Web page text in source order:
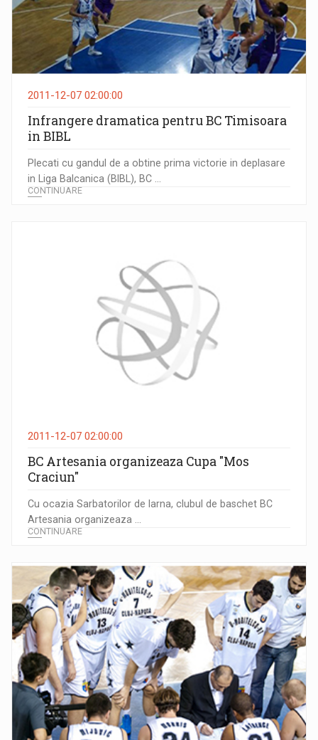
2011-12-07 02:00:00
Infrangere dramatica pentru BC Timisoara
in BIBL
Plecati cu gandul de a obtine prima victorie in deplasare
in Liga Balcanica (BIBL), BC ...
CONTINUARE
2011-12-07 02:00:00
BC Artesania organizeaza Cupa "Mos
Craciun"
Cu ocazia Sarbatorilor de Iarna, clubul de baschet BC
Artesania organizeaza ...
CONTINUARE